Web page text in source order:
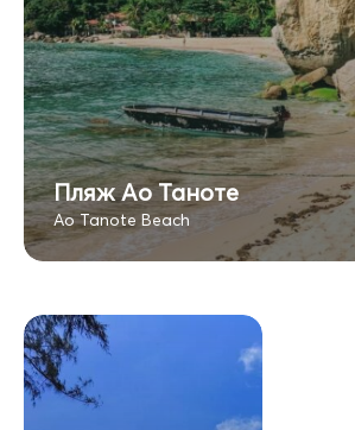
Пляж Ао Таноте
Ao Tanote Beach